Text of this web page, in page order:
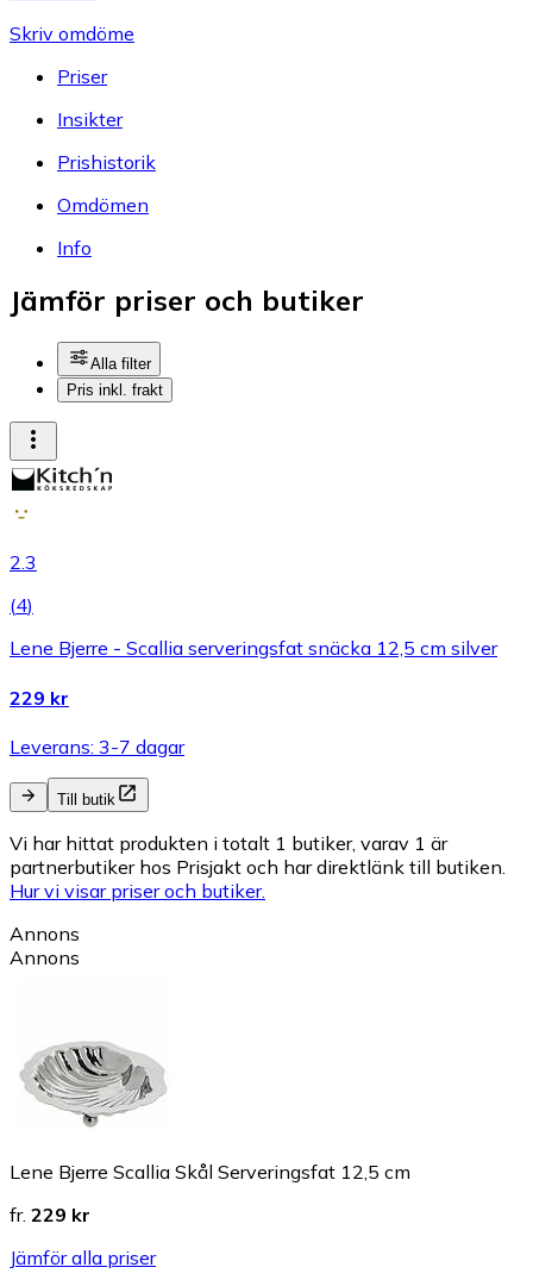
Skriv omdöme
Priser
Insikter
Prishistorik
Omdömen
Info
Jämför priser och butiker
Alla filter
Pris inkl. frakt
2.3
(4)
Lene Bjerre - Scallia serveringsfat snäcka 12,5 cm silver
229 kr
Leverans: 3-7 dagar
Till butik
Vi har hittat produkten i totalt 1 butiker, varav 1 är
partnerbutiker hos Prisjakt och har direktlänk till butiken.
Hur vi visar priser och butiker.
Annons
Annons
Lene Bjerre Scallia Skål Serveringsfat 12,5 cm
fr. 229 kr
Jämför alla priser